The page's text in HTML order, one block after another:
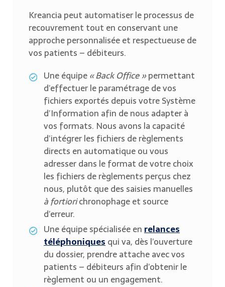
Kreancia peut automatiser le processus de
recouvrement tout en conservant une
approche personnalisée et respectueuse de
vos patients – débiteurs.
Une équipe« Back Office »permettant
d’effectuer le paramétrage de vos
fichiers exportés depuis votre Système
d’Information afin de nous adapter à
vos formats. Nous avons la capacité
d’intégrer les fichiers de règlements
directs en automatique ou vous
adresser dans le format de votre choix
les fichiers de règlements perçus chez
nous, plutôt que des saisies manuelles
à fortiorichronophage et source
d’erreur.
Une équipe spécialisée enrelances
téléphoniquesqui va, dès l’ouverture
du dossier, prendre attache avec vos
patients – débiteurs afin d’obtenir le
règlement ou un engagement.